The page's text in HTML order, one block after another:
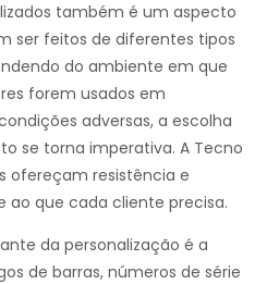
também é um aspecto
ser feitos de diferentes tipos
do ambiente em que
forem usados em
adversas, a escolha
se torna imperativa. A Tecno
ofereçam resistência e
ao que cada cliente precisa.
da personalização é a
de barras, números de série